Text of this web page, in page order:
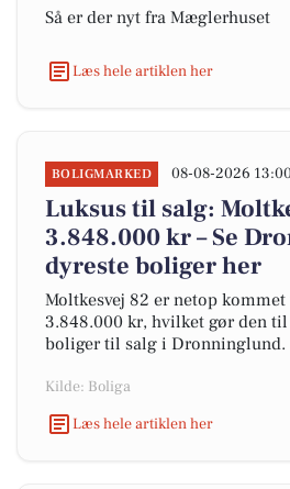
Så er der nyt fra Mæglerhuset
Læs hele artiklen her
BOLIGMARKED 08-08-2026
Luksus til salg:
3.848.000 kr – Se
dyreste boliger her
Moltkesvej 82 er netop
3.848.000 kr, hvilket gør den til
boliger til salg i Dronninglund.
Kilde: Boliga
Læs hele artiklen her